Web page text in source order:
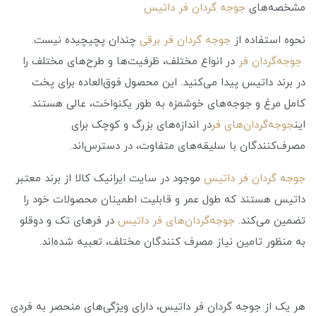
مشخصه‌های جوجه گردان فر داتیس
نحوه استفاده از جوجه گردان فر برقی چندان پچیچیده نیست.
جوجه‌گردان فر در انواع مختلف، ظرفیت‌ها و طرح‌های مختلف را
در برند داتیس پیدا می‌کنید. این محصول فوق‌العاده برای پخت
کامل مرغ و جوجه‌های خوشمزه به طور یکنواخت، عالی هستند.
اینجوجه‌گردان‌های فردر اندازه‌های بزرگ و کوچک برای
مصرف‌کنندگان با سلیقه‌های متفاوت، در دسترس‌اند.
جوجه گردان فر داتیس موجود در سایت ایرانیک کالا از برند معتبر
داتیس هستند که طول عمر و قابلیت اطمینان محصولات خود را
تضمین می‌کند. جوجه‌گردان‌های فر داتیس در فرهای تک و دوقلو
به منظور تامین نیاز مصرف کنندگان مختلف، تعبیه شده‌اند.
هر یک از جوجه گردان فر داتیس، دارای ویژگی‌های منحصر به فردی